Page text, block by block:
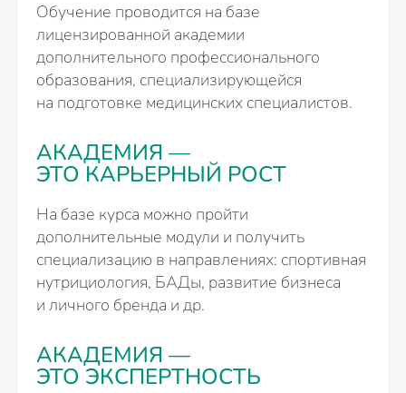
Обучение проводится на базе
лицензированной академии
дополнительного профессионального
образования, специализирующейся
на подготовке медицинских специалистов.
АКАДЕМИЯ —
ЭТО КАРЬЕРНЫЙ РОСТ
На базе курса можно пройти
дополнительные модули и получить
специализацию в направлениях: спортивная
нутрициология, БАДы, развитие бизнеса
и личного бренда и др.
АКАДЕМИЯ —
ЭТО ЭКСПЕРТНОСТЬ